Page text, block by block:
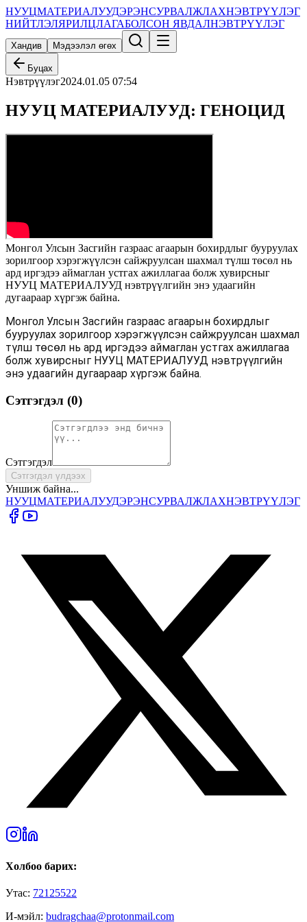
НУУЦМАТЕРИАЛУУДЭРЭНСУРВАЛЖЛАХНЭВТРҮҮЛЭГ
НИЙТЛЭЛЯРИЛЦЛАГАБОЛСОН ЯВДАЛНЭВТРҮҮЛЭГ
Хандив Мэдээлэл өгөх
Буцах
Нэвтрүүлэг2024.01.05 07:54
НУУЦ МАТЕРИАЛУУД: ГЕНОЦИД
Монгол Улсын Засгийн газраас агаарын бохирдлыг бууруулах
зорилгоор хэрэгжүүлсэн сайжруулсан шахмал түлш төсөл нь
ард иргэдээ аймаглан устгах ажиллагаа болж хувирсныг
НУУЦ МАТЕРИАЛУУД нэвтрүүлгийн энэ удаагийн
дугаараар хүргэж байна.
Монгол Улсын Засгийн газраас агаарын бохирдлыг
бууруулах зорилгоор хэрэгжүүлсэн сайжруулсан шахмал
түлш төсөл нь ард иргэдээ аймаглан устгах ажиллагаа
болж хувирсныг НУУЦ МАТЕРИАЛУУД нэвтрүүлгийн
энэ удаагийн дугаараар хүргэж байна.
Сэтгэгдэл (0)
Сэтгэгдэл
Сэтгэгдэл үлдээх
Уншиж байна...
НУУЦМАТЕРИАЛУУДЭРЭНСУРВАЛЖЛАХНЭВТРҮҮЛЭГ
Холбоо барих:
Утас: 72125522
И-мэйл: budragchaa@protonmail.com